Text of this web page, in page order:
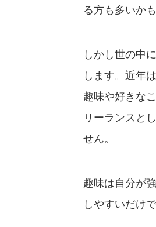
る方も多いか
しかし世の中
します。近年
趣味や好きな
リーランスと
せん。
趣味は自分が
しやすいだけ